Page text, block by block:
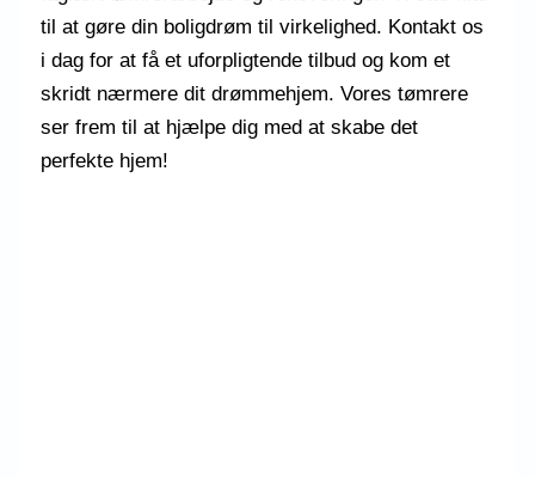
til at gøre din boligdrøm til virkelighed. Kontakt os
i dag for at få et uforpligtende tilbud og kom et
skridt nærmere dit drømmehjem. Vores tømrere
ser frem til at hjælpe dig med at skabe det
perfekte hjem!